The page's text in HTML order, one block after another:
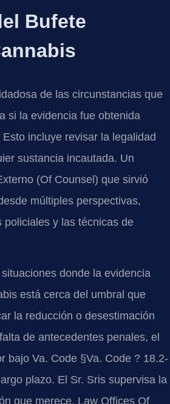
Bufete
de las circunstancias que
si la evidencia fue obtenida
incluye revisar la legalidad
sustancia incautada. Un
(Of Counsel) que sirvió
múltiples perspectivas,
y las técnicas de
donde la evidencia
está cerca del umbral que
la reducción o desestimación
de antecedentes penales, el
bajo Va. Code §Va. Code ? 18.2-
plazo. El Sr. Sris supervisa la
que merece. Law Offices Of